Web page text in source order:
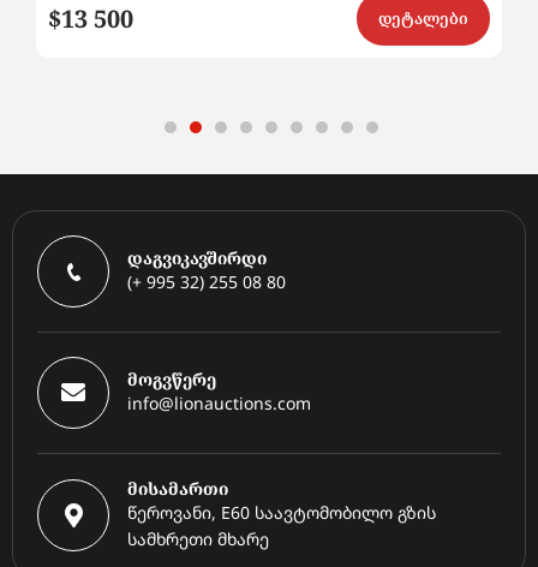
$16 500
დაგვიკავშირდი
(+ 995 32) 255 08 80
მოგვწერე
info@lionauctions.com
მისამართი
წეროვანი, E60 საავტომობილო გზის
სამხრეთი მხარე